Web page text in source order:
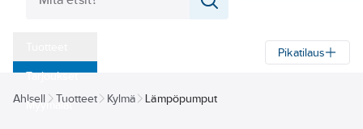
‎Tarjoukset
Myymälät
Pikatilaus
Ahlsell Tuotteet Kylmä Lämpöpumput